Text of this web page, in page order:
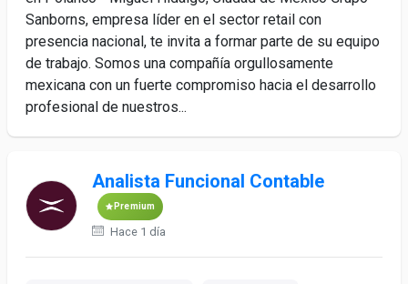
Sanborns, empresa líder en el sector retail con
presencia nacional, te invita a formar parte de su equipo
de trabajo. Somos una compañía orgullosamente
mexicana con un fuerte compromiso hacia el desarrollo
profesional de nuestros...
Analista Funcional Contable
Premium
Hace 1 día